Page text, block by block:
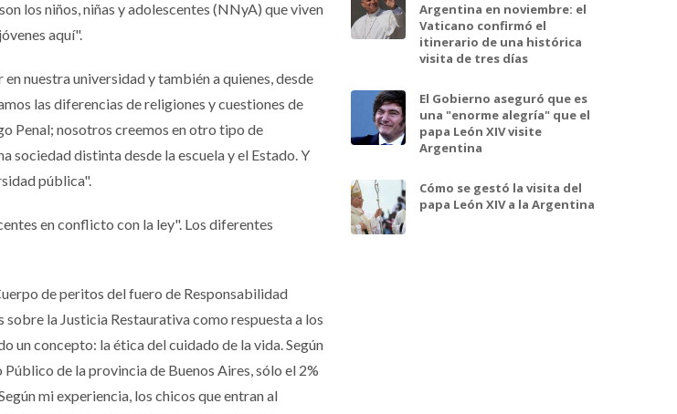
los niños, niñas y adolescentes (NNyA) que viven
aquí".
nuestra universidad y también a quienes, desde
las diferencias de religiones y cuestiones de
Penal; nosotros creemos en otro tipo de
sociedad distinta desde la escuela y el Estado. Y
pública".
en conflicto con la ley". Los diferentes
de peritos del fuero de Responsabilidad
la Justicia Restaurativa como respuesta a los
un concepto: la ética del cuidado de la vida. Según
de la provincia de Buenos Aires, sólo el 2%
mi experiencia, los chicos que entran al
Argentina en noviembre: el
Vaticano confirmó el
itinerario de una histórica
visita de tres días
El Gobierno aseguró que es
una "enorme alegría" que el
papa León XIV visite
Argentina
Cómo se gestó la visita del
papa León XIV a la Argentina